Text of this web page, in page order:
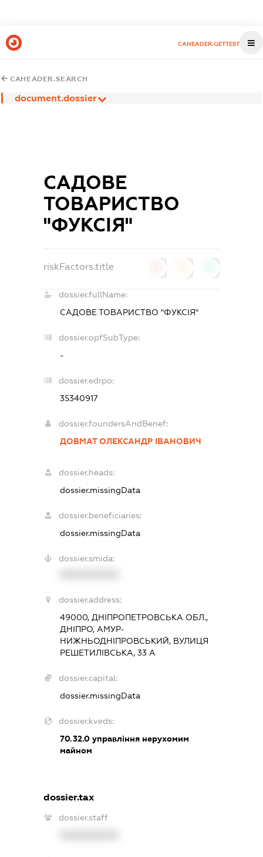
CAHEADER.GETTEST
CAHEADER.SEARCH
document.dossier
САДОВЕ
ТОВАРИСТВО
"ФУКСІЯ"
riskFactors.title
dossier.fullName:
САДОВЕ ТОВАРИСТВО "ФУКСІЯ"
dossier.opfSubType:
-
dossier.edrpo:
35340917
dossier.foundersAndBenef:
ДОВМАТ ОЛЕКСАНДР ІВАНОВИЧ
dossier.heads:
dossier.missingData
dossier.beneficiaries:
dossier.missingData
dossier.smida:
dossier.address:
49000, ДНІПРОПЕТРОВСЬКА ОБЛ.,
ДНІПРО, АМУР-
НИЖНЬОДНІПРОВСЬКИЙ, ВУЛИЦЯ
РЕШЕТИЛІВСЬКА, 33 А
dossier.capital:
dossier.missingData
dossier.kveds:
70.32.0 управління нерухомим
майном
dossier.tax
dossier.staff